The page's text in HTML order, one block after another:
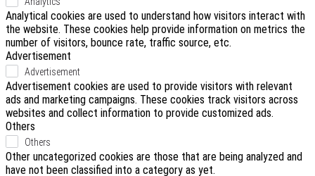
Analytical cookies are used to understand how visitors interact with
the website. These cookies help provide information on metrics the
number of visitors, bounce rate, traffic source, etc.
Advertisement
Advertisement
Advertisement cookies are used to provide visitors with relevant
ads and marketing campaigns. These cookies track visitors across
websites and collect information to provide customized ads.
Others
Others
Other uncategorized cookies are those that are being analyzed and
have not been classified into a category as yet.